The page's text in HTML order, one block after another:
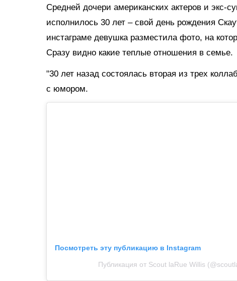
Средней дочери американских актеров и
исполнилось 30 лет – свой день рождения
инстаграме девушка разместила фото, на
Сразу видно какие теплые отношения в семье.
"30 лет назад состоялась вторая из трех
с юмором.
Посмотреть эту публикацию в Instagram
Публикация от Scout laRue Willis